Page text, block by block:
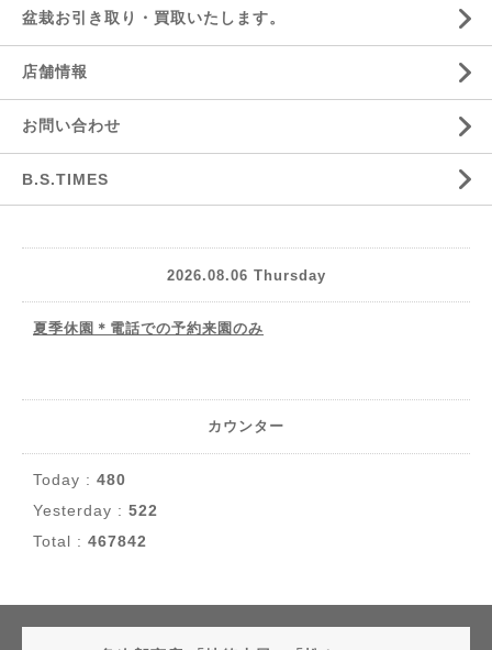
盆栽お引き取り・買取いたします。
店舗情報
お問い合わせ
B.S.TIMES
2026.08.06 Thursday
夏季休園＊電話での予約来園のみ
カウンター
Today : 480
Yesterday : 522
Total : 467842